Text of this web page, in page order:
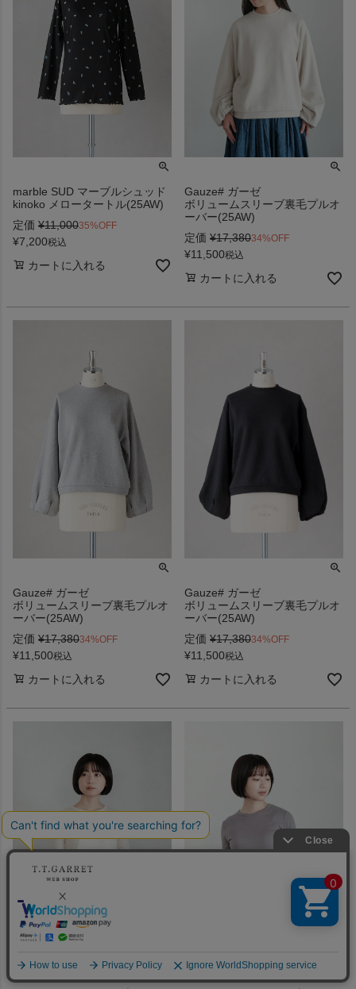
marble SUD マーブルシュッド
kinoko メロータートル(25AW)
定価 ¥11,00035%OFF
¥7,200税込
カートに入れる
Gauze# ガーゼ
ボリュームスリーブ裏毛プルオ
ーバー(25AW)
定価 ¥17,38034%OFF
¥11,500税込
カートに入れる
Gauze# ガーゼ
ボリュームスリーブ裏毛プルオ
ーバー(25AW)
定価 ¥17,38034%OFF
¥11,500税込
カートに入れる
Gauze# ガーゼ
ボリュームスリーブ裏毛プルオ
ーバー(25AW)
定価 ¥17,38034%OFF
¥11,500税込
カートに入れる